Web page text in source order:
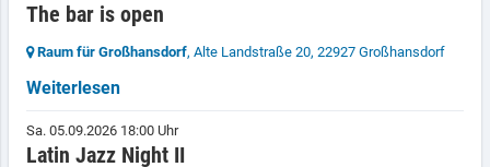
The bar is open
Raum für Großhansdorf, Alte Landstraße 20, 22927 Großhansdorf
Weiterlesen
Sa. 05.09.2026 18:00 Uhr
Latin Jazz Night II